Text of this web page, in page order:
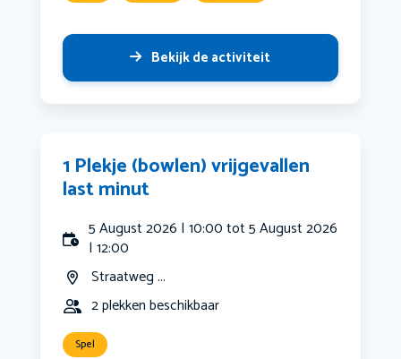
Bekijk de activiteit
1 Plekje (bowlen) vrijgevallen
last minut
5 August 2026 | 10:00 tot 5 August 2026
| 12:00
Straatweg ...
2 plekken beschikbaar
Spel